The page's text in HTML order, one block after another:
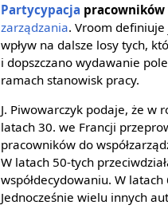
Partycypacja pracowników
zarządzania. Vroom
wpływ na dalsze losy tych,
i dopszczano wydawanie
ramach stanowisk pracy.
J. Piwowarczyk podaje, że w
latach 30. we Francji
pracowników do
W latach 50-tych
współdecydowaniu. W latach
Jednocześnie wielu innych